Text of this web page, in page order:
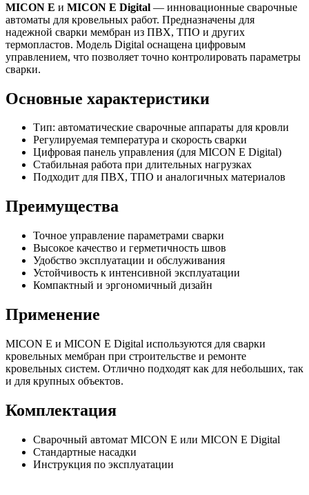
MICON E и MICON E Digital — инновационные сварочные
автоматы для кровельных работ. Предназначены для
надежной сварки мембран из ПВХ, ТПО и других
термопластов. Модель Digital оснащена цифровым
управлением, что позволяет точно контролировать параметры
сварки.
Основные характеристики
Тип: автоматические сварочные аппараты для кровли
Регулируемая температура и скорость сварки
Цифровая панель управления (для MICON E Digital)
Стабильная работа при длительных нагрузках
Подходит для ПВХ, ТПО и аналогичных материалов
Преимущества
Точное управление параметрами сварки
Высокое качество и герметичность швов
Удобство эксплуатации и обслуживания
Устойчивость к интенсивной эксплуатации
Компактный и эргономичный дизайн
Применение
MICON E и MICON E Digital используются для сварки
кровельных мембран при строительстве и ремонте
кровельных систем. Отлично подходят как для небольших, так
и для крупных объектов.
Комплектация
Сварочный автомат MICON E или MICON E Digital
Стандартные насадки
Инструкция по эксплуатации